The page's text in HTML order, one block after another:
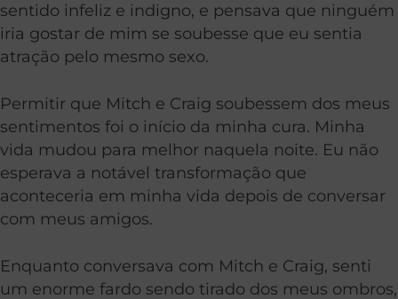
sentido infeliz e indigno, e pensava que ninguém
iria gostar de mim se soubesse que eu sentia
atração pelo mesmo sexo.
Permitir que Mitch e Craig soubessem dos meus
sentimentos foi o início da minha cura. Minha
vida mudou para melhor naquela noite. Eu não
esperava a notável transformação que
aconteceria em minha vida depois de conversar
com meus amigos.
Enquanto conversava com Mitch e Craig, senti
um enorme fardo sendo tirado dos meus ombros,